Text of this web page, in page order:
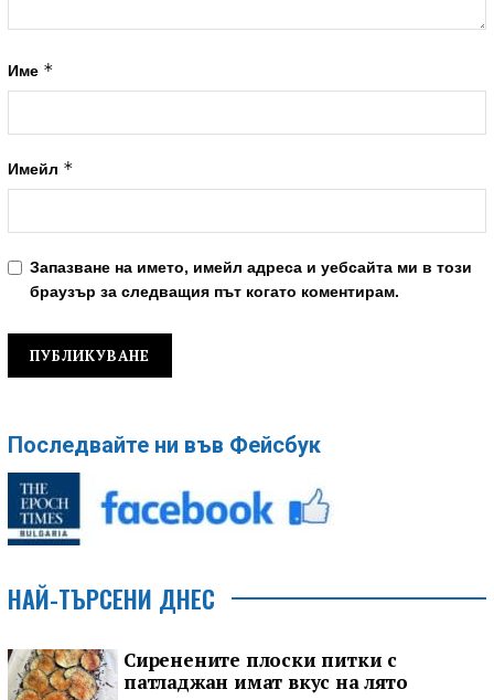
Име *
Имейл *
Запазване на името, имейл адреса и уебсайта ми в този
браузър за следващия път когато коментирам.
Последвайте ни във Фейсбук
НАЙ-ТЪРСЕНИ ДНЕС
Сиренените плоски питки с
патладжан имат вкус на лято